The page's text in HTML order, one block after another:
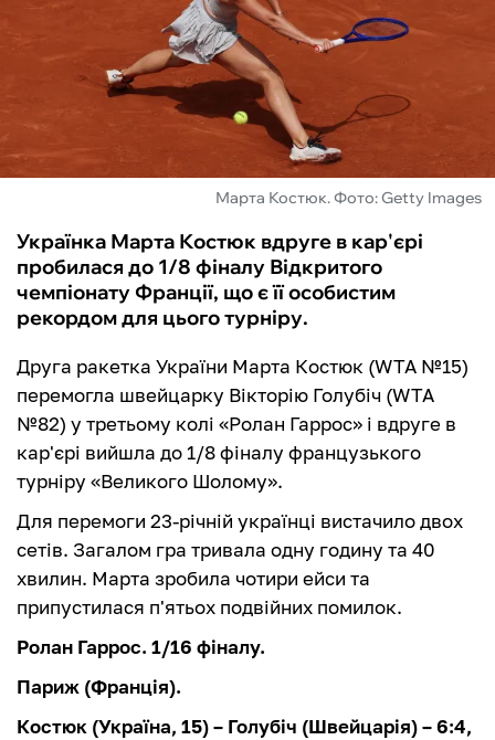
ФУТЗАЛ
БУКМЕКЕРИ
Марта Костюк. Фото: Getty Images
Українка Марта Костюк вдруге в кар'єрі
пробилася до 1/8 фіналу Відкритого
чемпіонату Франції, що є її особистим
рекордом для цього турніру.
Друга ракетка України Марта Костюк (WTA №15)
перемогла швейцарку Вікторію Голубіч (WTA
№82) у третьому колі «Ролан Гаррос» і вдруге в
кар'єрі вийшла до 1/8 фіналу французького
турніру «Великого Шолому».
Для перемоги 23-річній українці вистачило двох
сетів. Загалом гра тривала одну годину та 40
хвилин. Марта зробила чотири ейси та
припустилася п'ятьох подвійних помилок.
Ролан Гаррос. 1/16 фіналу.
Париж (Франція).
Костюк (Україна, 15) – Голубіч (Швейцарія) – 6:4,